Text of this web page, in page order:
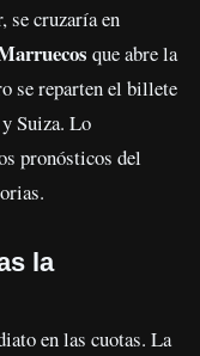
se cruzaría en
que abre la
se reparten el billete
Suiza. Lo
pronósticos del
la
en las cuotas. La